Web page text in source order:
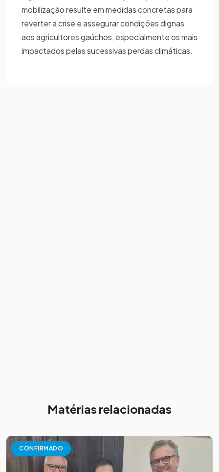
mobilização resulte em medidas concretas para
reverter a crise e assegurar condições dignas
aos agricultores gaúchos, especialmente os mais
impactados pelas sucessivas perdas climáticas.
Matérias relacionadas
CONFIRMADO